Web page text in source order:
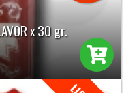
x 30 gr.